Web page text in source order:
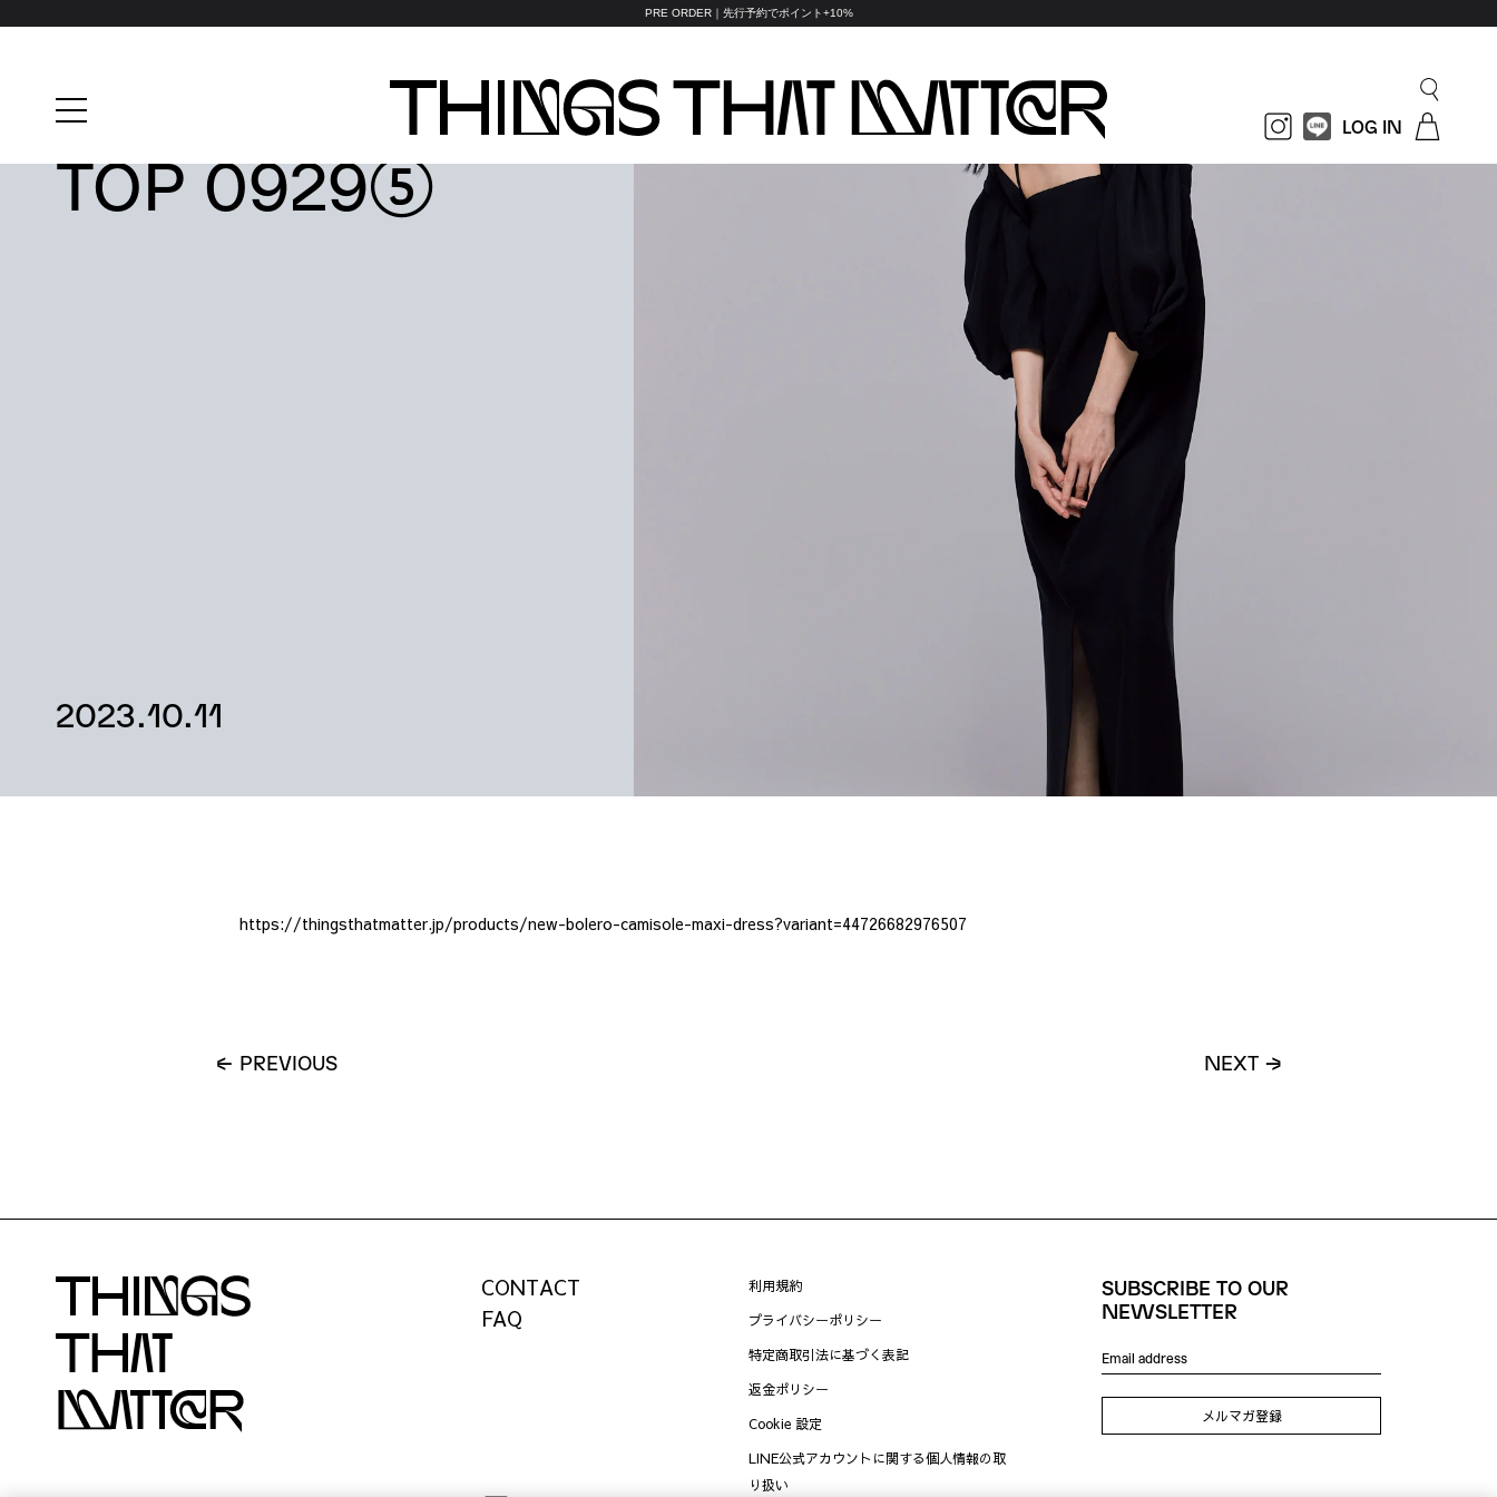
PRE ORDER｜先行予約でポイント+10%
LOG IN
TOP 0929⑤
2023.10.11
https://thingsthatmatter.jp/products/new-bolero-camisole-maxi-dress?variant=44726682976507
PREVIOUS NEXT
CONTACT
FAQ
利用規約
プライバシーポリシー
特定商取引法に基づく表記
返金ポリシー
Cookie 設定
LINE公式アカウントに関する個人情報の取
り扱い
SUBSCRIBE TO OUR
NEWSLETTER
メルマガ登録